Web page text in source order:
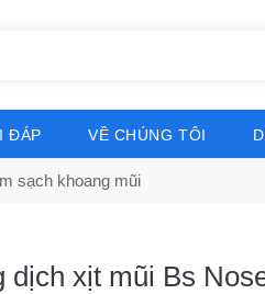
ĐÁP VỀ CHÚNG TÔI
sạch khoang mũi
dịch xịt mũi Bs